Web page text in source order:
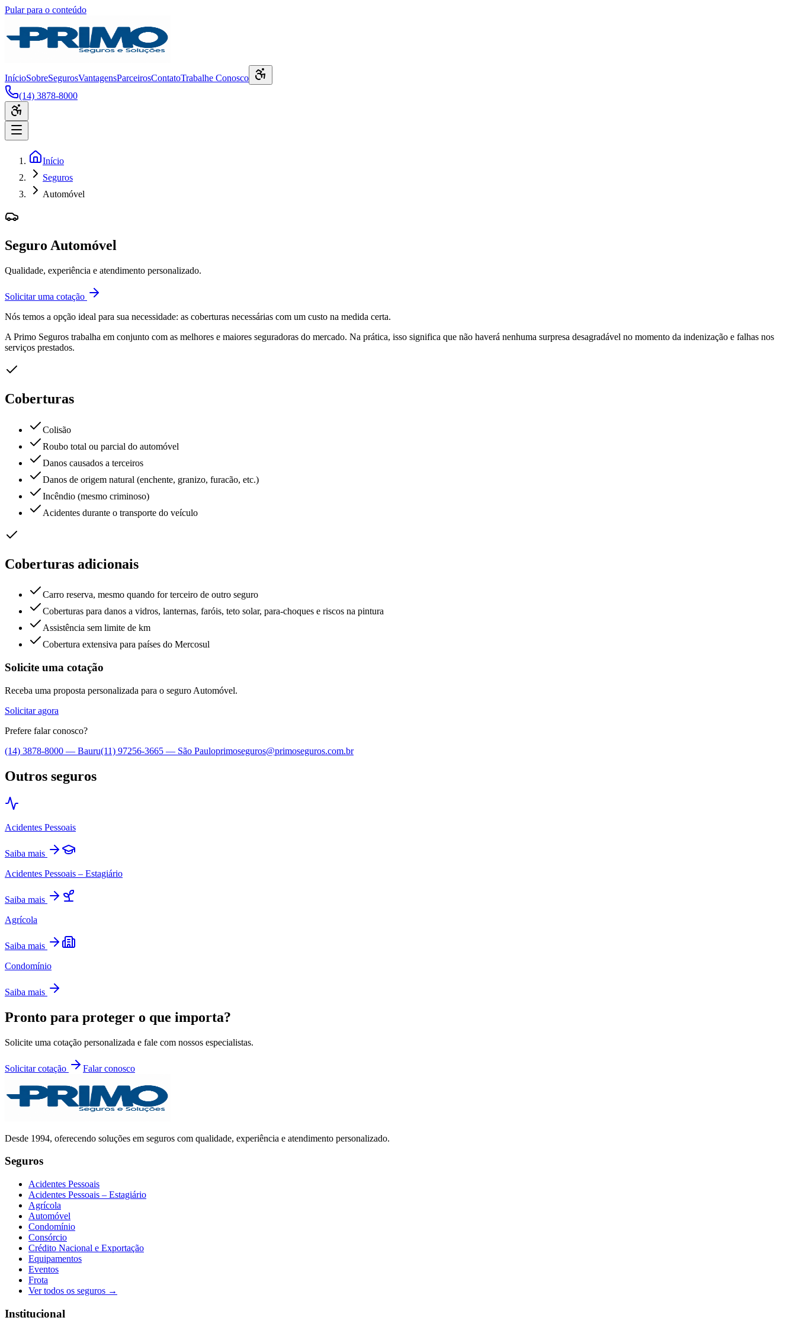
Pular para o conteúdo
InícioSobreSegurosVantagensParceirosContatoTrabalhe Conosco
(14) 3878-8000
Início
Seguros
Automóvel
Seguro Automóvel
Qualidade, experiência e atendimento personalizado.
Solicitar uma cotação
Nós temos a opção ideal para sua necessidade: as coberturas necessárias com um custo na medida certa.
A Primo Seguros trabalha em conjunto com as melhores e maiores seguradoras do mercado. Na prática, isso significa que não haverá nenhuma surpresa desagradável no momento da indenização e falhas nos
serviços prestados.
Coberturas
Colisão
Roubo total ou parcial do automóvel
Danos causados a terceiros
Danos de origem natural (enchente, granizo, furacão, etc.)
Incêndio (mesmo criminoso)
Acidentes durante o transporte do veículo
Coberturas adicionais
Carro reserva, mesmo quando for terceiro de outro seguro
Coberturas para danos a vidros, lanternas, faróis, teto solar, para-choques e riscos na pintura
Assistência sem limite de km
Cobertura extensiva para países do Mercosul
Solicite uma cotação
Receba uma proposta personalizada para o seguro Automóvel.
Solicitar agora
Prefere falar conosco?
(14) 3878-8000 — Bauru(11) 97256-3665 — São Pauloprimoseguros@primoseguros.com.br
Outros seguros
Acidentes Pessoais
Saiba mais
Acidentes Pessoais – Estagiário
Saiba mais
Agrícola
Saiba mais
Condomínio
Saiba mais
Pronto para proteger o que importa?
Solicite uma cotação personalizada e fale com nossos especialistas.
Solicitar cotação Falar conosco
Desde 1994, oferecendo soluções em seguros com qualidade, experiência e atendimento personalizado.
Seguros
Acidentes Pessoais
Acidentes Pessoais – Estagiário
Agrícola
Automóvel
Condomínio
Consórcio
Crédito Nacional e Exportação
Equipamentos
Eventos
Frota
Ver todos os seguros →
Institucional